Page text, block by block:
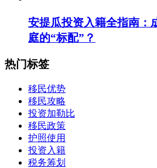
安提瓜投资入籍全指南：
庭的“标配”？
热门标签
移民优势
移民攻略
投资加勒比
移民政策
护照使用
投资入籍
税务筹划